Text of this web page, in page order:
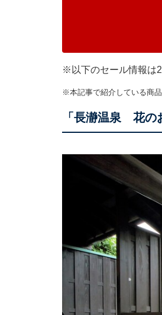
※以下のセール情報は
※本記事で紹介している商
「長瀞温泉 花の